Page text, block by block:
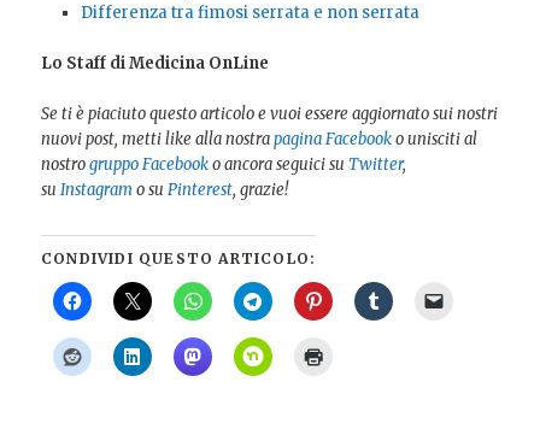
Differenza tra fimosi serrata e non serrata
Lo Staff di Medicina OnLine
Se ti è piaciuto questo articolo e vuoi essere aggiornato sui nostri
nuovi post, metti like alla nostrapagina Facebooko unisciti al
nostrogruppo Facebooko ancora seguici suTwitter,
suInstagramo suPinterest, grazie!
CONDIVIDI QUESTO ARTICOLO: